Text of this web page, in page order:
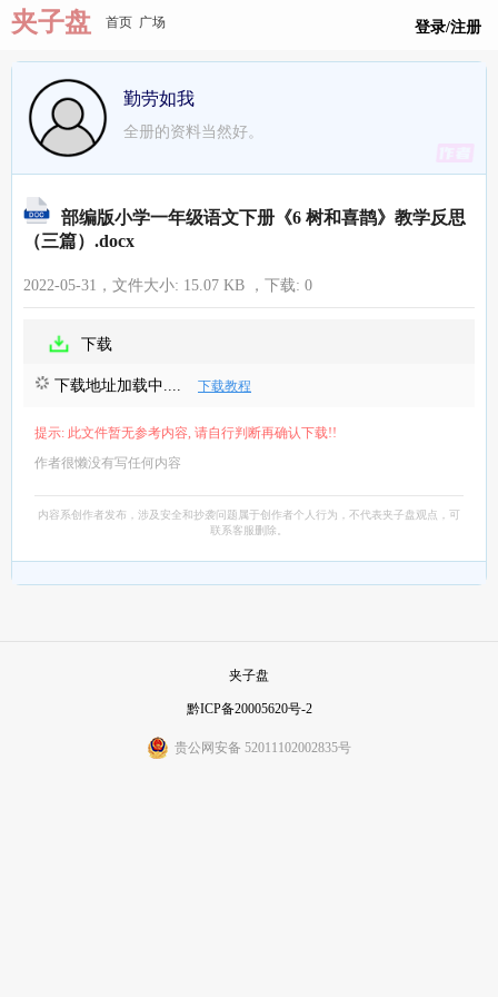
夹子盘 首页 广场 登录/注册
勤劳如我
全册的资料当然好。
部编版小学一年级语文下册《6 树和喜鹊》教学反思
（三篇）.docx
2022-05-31，文件大小: 15.07 KB ，下载: 0
下载
下载地址加载中.... 下载教程
提示: 此文件暂无参考内容, 请自行判断再确认下载!!
作者很懒没有写任何内容
内容系创作者发布，涉及安全和抄袭问题属于创作者个人行为，不代表夹子盘观点，可
联系客服删除。
夹子盘
黔ICP备20005620号-2
贵公网安备 52011102002835号